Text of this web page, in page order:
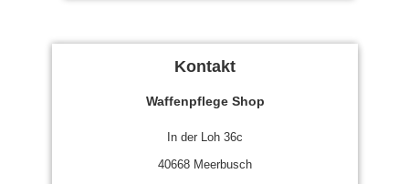
Kontakt
Waffenpflege Shop
In der Loh 36c
40668 Meerbusch